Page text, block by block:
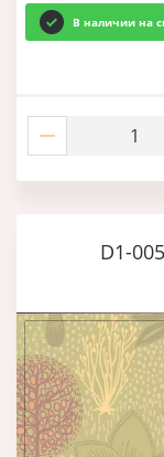
В наличии на
D1-